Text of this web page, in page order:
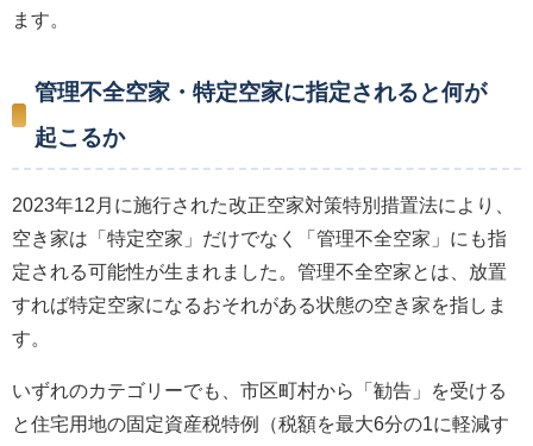
ます。
管理不全空家・特定空家に指定されると何が
起こるか
2023年12月に施行された改正空家対策特別措置法により、
空き家は「特定空家」だけでなく「管理不全空家」にも指
定される可能性が生まれました。管理不全空家とは、放置
すれば特定空家になるおそれがある状態の空き家を指しま
す。
いずれのカテゴリーでも、市区町村から「勧告」を受ける
と住宅用地の固定資産税特例（税額を最大6分の1に軽減す